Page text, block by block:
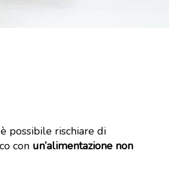
possibile rischiare di
con un’alimentazione non